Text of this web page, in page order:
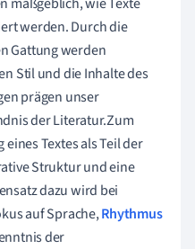
werden. Durch die
Gattung werden
Stil und die Inhalte des
prägen unser
der Literatur.Zum
Textes als Teil der
Struktur und eine
dazu wird bei
auf Sprache,Rhythmus
der